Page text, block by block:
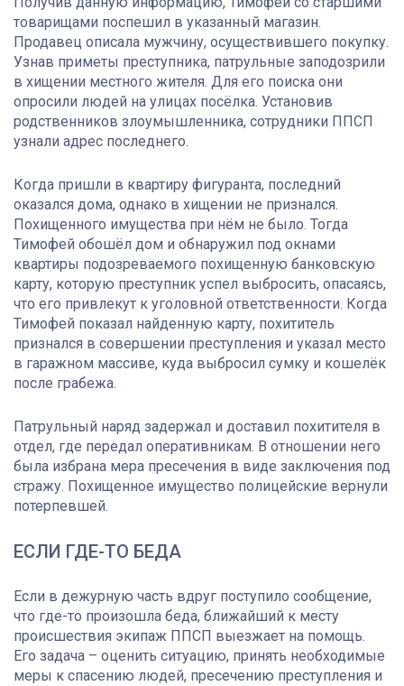
товарищами поспешил в указанный магазин.
Продавец описала мужчину, осуществившего покупку.
Узнав приметы преступника, патрульные заподозрили
в хищении местного жителя. Для его поиска они
опросили людей на улицах посёлка. Установив
родственников злоумышленника, сотрудники ППСП
узнали адрес последнего.
Когда пришли в квартиру фигуранта, последний
оказался дома, однако в хищении не признался.
Похищенного имущества при нём не было. Тогда
Тимофей обошёл дом и обнаружил под окнами
квартиры подозреваемого похищенную банковскую
карту, которую преступник успел выбросить, опасаясь,
что его привлекут к уголовной ответственности. Когда
Тимофей показал найденную карту, похититель
признался в совершении преступления и указал место
в гаражном массиве, куда выбросил сумку и кошелёк
после грабежа.
Патрульный наряд задержал и доставил похитителя в
отдел, где передал оперативникам. В отношении него
была избрана мера пресечения в виде заключения под
стражу. Похищенное имущество полицейские вернули
потерпевшей.
ЕСЛИ ГДЕ-ТО БЕДА
Если в дежурную часть вдруг поступило сообщение,
что где-то произошла беда, ближайший к месту
происшествия экипаж ППСП выезжает на помощь.
Его задача – оценить ситуацию, принять необходимые
меры к спасению людей, пресечению преступления и